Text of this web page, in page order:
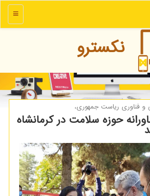
منو
نكسترو
و فناوری ریاست جمهوری،
حوزه سلامت در كرمانشاه